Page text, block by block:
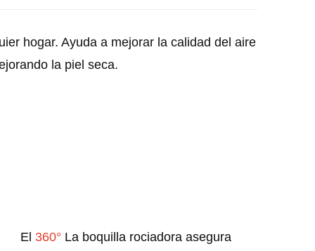
hogar. Ayuda a mejorar la calidad del aire
la piel seca.
El 360° La boquilla rociadora asegura